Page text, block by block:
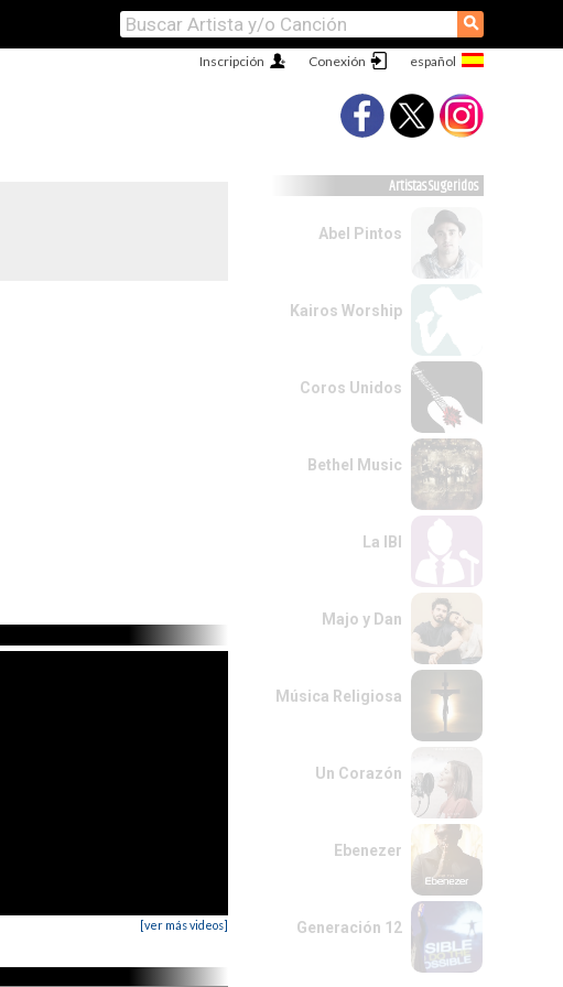
⚲
Conexión
Inscripción
[ver más videos]
Artistas Sugeridos
Abel Pintos
Kairos Worship
Coros Unidos
Bethel Music
La IBI
Majo y Dan
Música Religiosa
Un Corazón
Ebenezer
Generación 12